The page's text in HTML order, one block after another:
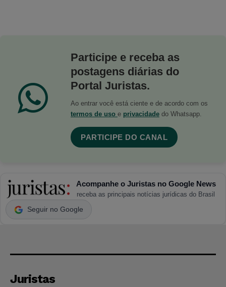
Participe e receba as
postagens diárias do
Portal Juristas.
Ao entrar você está ciente e de acordo com os
termos de uso e privacidade do Whatsapp.
PARTICIPE DO CANAL
Acompanhe o Juristas no Google News
receba as principais notícias jurídicas do Brasil
Seguir no Google
Juristas